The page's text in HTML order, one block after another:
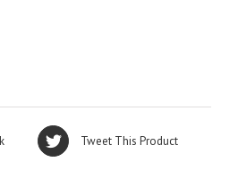
Tweet This Product